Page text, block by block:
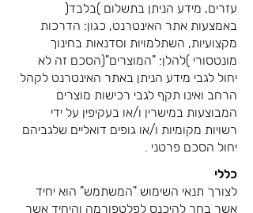
עזרים, מידע הניתן בתשלום )בלבד(
באמצעות אתר האינטרנט, כגון: הדרכות
מקצועיות, השתלמויות וסדנאות בחינוך
מונטסורי )להלן: "המוצרים"(הסכם זה לא
יחול לגבי מידע הניתן באתר האינטרנט לקהל
הרחב ואינו תקף לגבי רכישות מוצרים
המבוצעות במישרין ו/או בעקיפין על ידי
רשויות מקומיות ו/או גופים דואליים שלגביהם
יחול הסכם פרטני .
כללי
לצורך תנאי השימוש "המשתמש" הוא יחיד
אשר בחר להיכנס לפלטפורמה והיחיד אשר